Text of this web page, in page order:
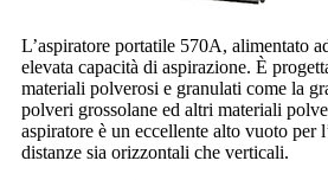
L’aspiratore portatile 570A, alimentato
elevata capacità di aspirazione. È
materiali polverosi e granulati come la
polveri grossolane ed altri materiali
aspiratore è un eccellente alto vuoto per
distanze sia orizzontali che verticali.